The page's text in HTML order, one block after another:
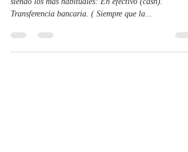
Actualmente, HVR2 acepta varios métodos de pago,
Transferencia bancaria. ( Siempre que la...